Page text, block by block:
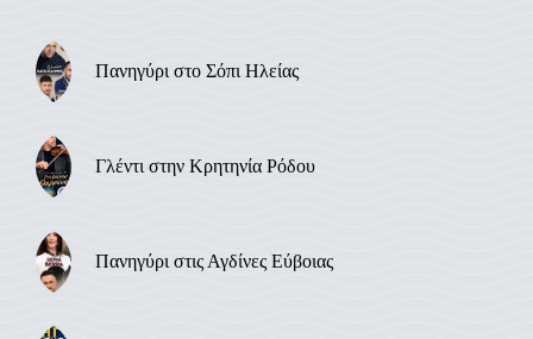
Πανηγύρι στο Σόπι Ηλείας
Γλέντι στην Κρητηνία Ρόδου
Πανηγύρι στις Αγδίνες Εύβοιας